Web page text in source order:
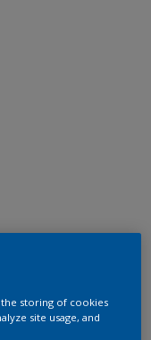
the storing of cookies
site usage, and